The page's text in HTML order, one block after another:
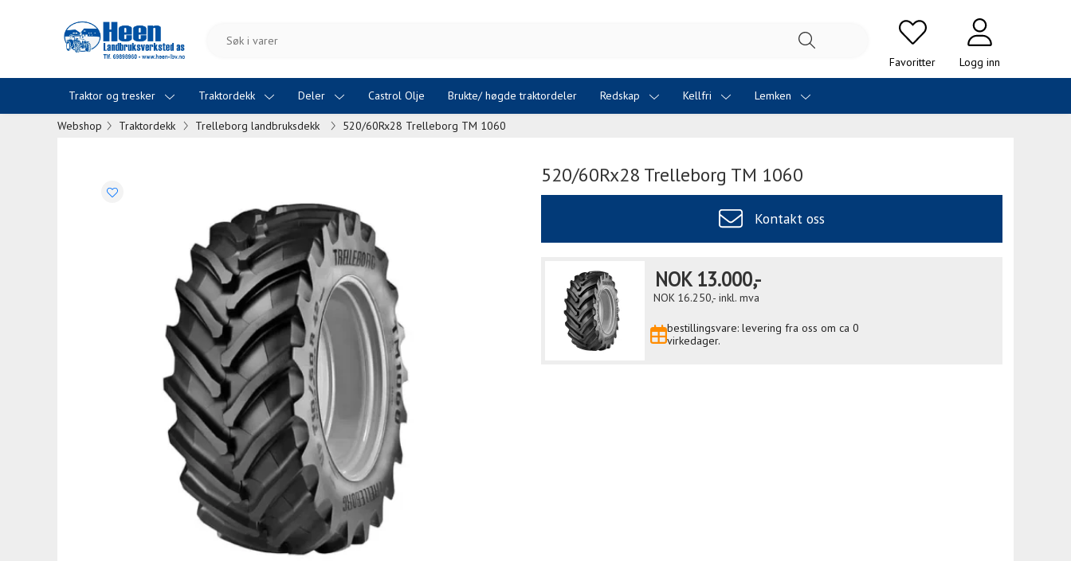
Favoritter Logg inn
Traktor og tresker Traktordekk Deler Castrol Olje Brukte/ høgde traktordeler Redskap Kellfri Lemken
Webshop Traktordekk Trelleborg landbruksdekk 520/60Rx28 Trelleborg TM 1060
520/60Rx28 Trelleborg TM 1060
Kontakt oss
NOK 13.000,-
NOK 16.250,- inkl. mva
bestillingsvare: levering fra oss om ca 0
virkedager.